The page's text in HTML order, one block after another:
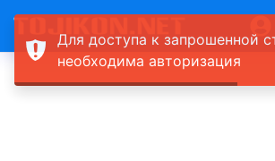
Для доступа к запрошенной
необходима авторизация